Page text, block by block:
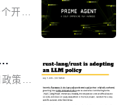
业
顾
片适
互联
进一
完全
第六
Git
数
每周
类
开源
抽
和 C
试
95.
类专
策，
这不